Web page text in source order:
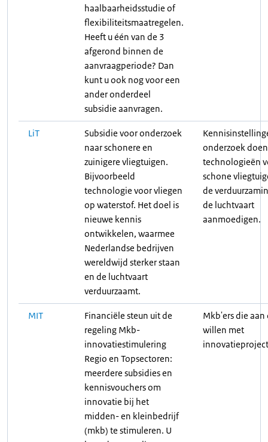
haalbaarheidsstudie of
flexibiliteitsmaatregelen.
Heeft u één van de 3
afgerond binnen de
aanvraagperiode? Dan
kunt u ook nog voor een
ander onderdeel
subsidie aanvragen.
LiT
Subsidie voor onderzoek
naar schonere en
zuinigere vliegtuigen.
Bijvoorbeeld
technologie voor vliegen
op waterstof. Het doel is
nieuwe kennis
ontwikkelen, waarmee
Nederlandse bedrijven
wereldwijd sterker staan
en de luchtvaart
verduurzaamt.
onderzoek
technologieën
schone
de
de luchtvaart
aanmoedigen.
MIT
Financiële steun uit de
regeling Mkb-
innovatiestimulering
Regio en Topsectoren:
meerdere subsidies en
kennisvouchers om
innovatie bij het
midden- en kleinbedrijf
(mkb) te stimuleren. U
Mkb'ers die aan
willen met